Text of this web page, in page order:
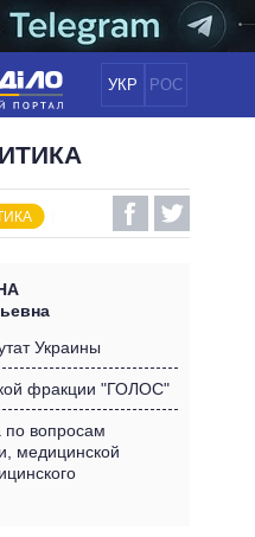
УКР РОС
ПОЛИТИКА
ЭКОНОМИКА
МИР
Украины
фракции "ГОЛОС"
по вопросам
медицинской